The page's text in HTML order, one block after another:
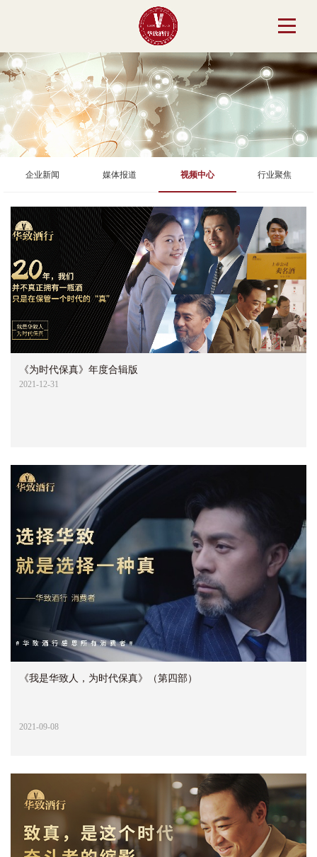
企业新闻 媒体报道 视频中心 行业聚焦
《为时代保真》年度合辑版
2021-12-31
《我是华致人，为时代保真》（第四部）
2021-09-08